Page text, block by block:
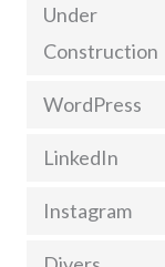
Under
Construction
WordPress
LinkedIn
Instagram